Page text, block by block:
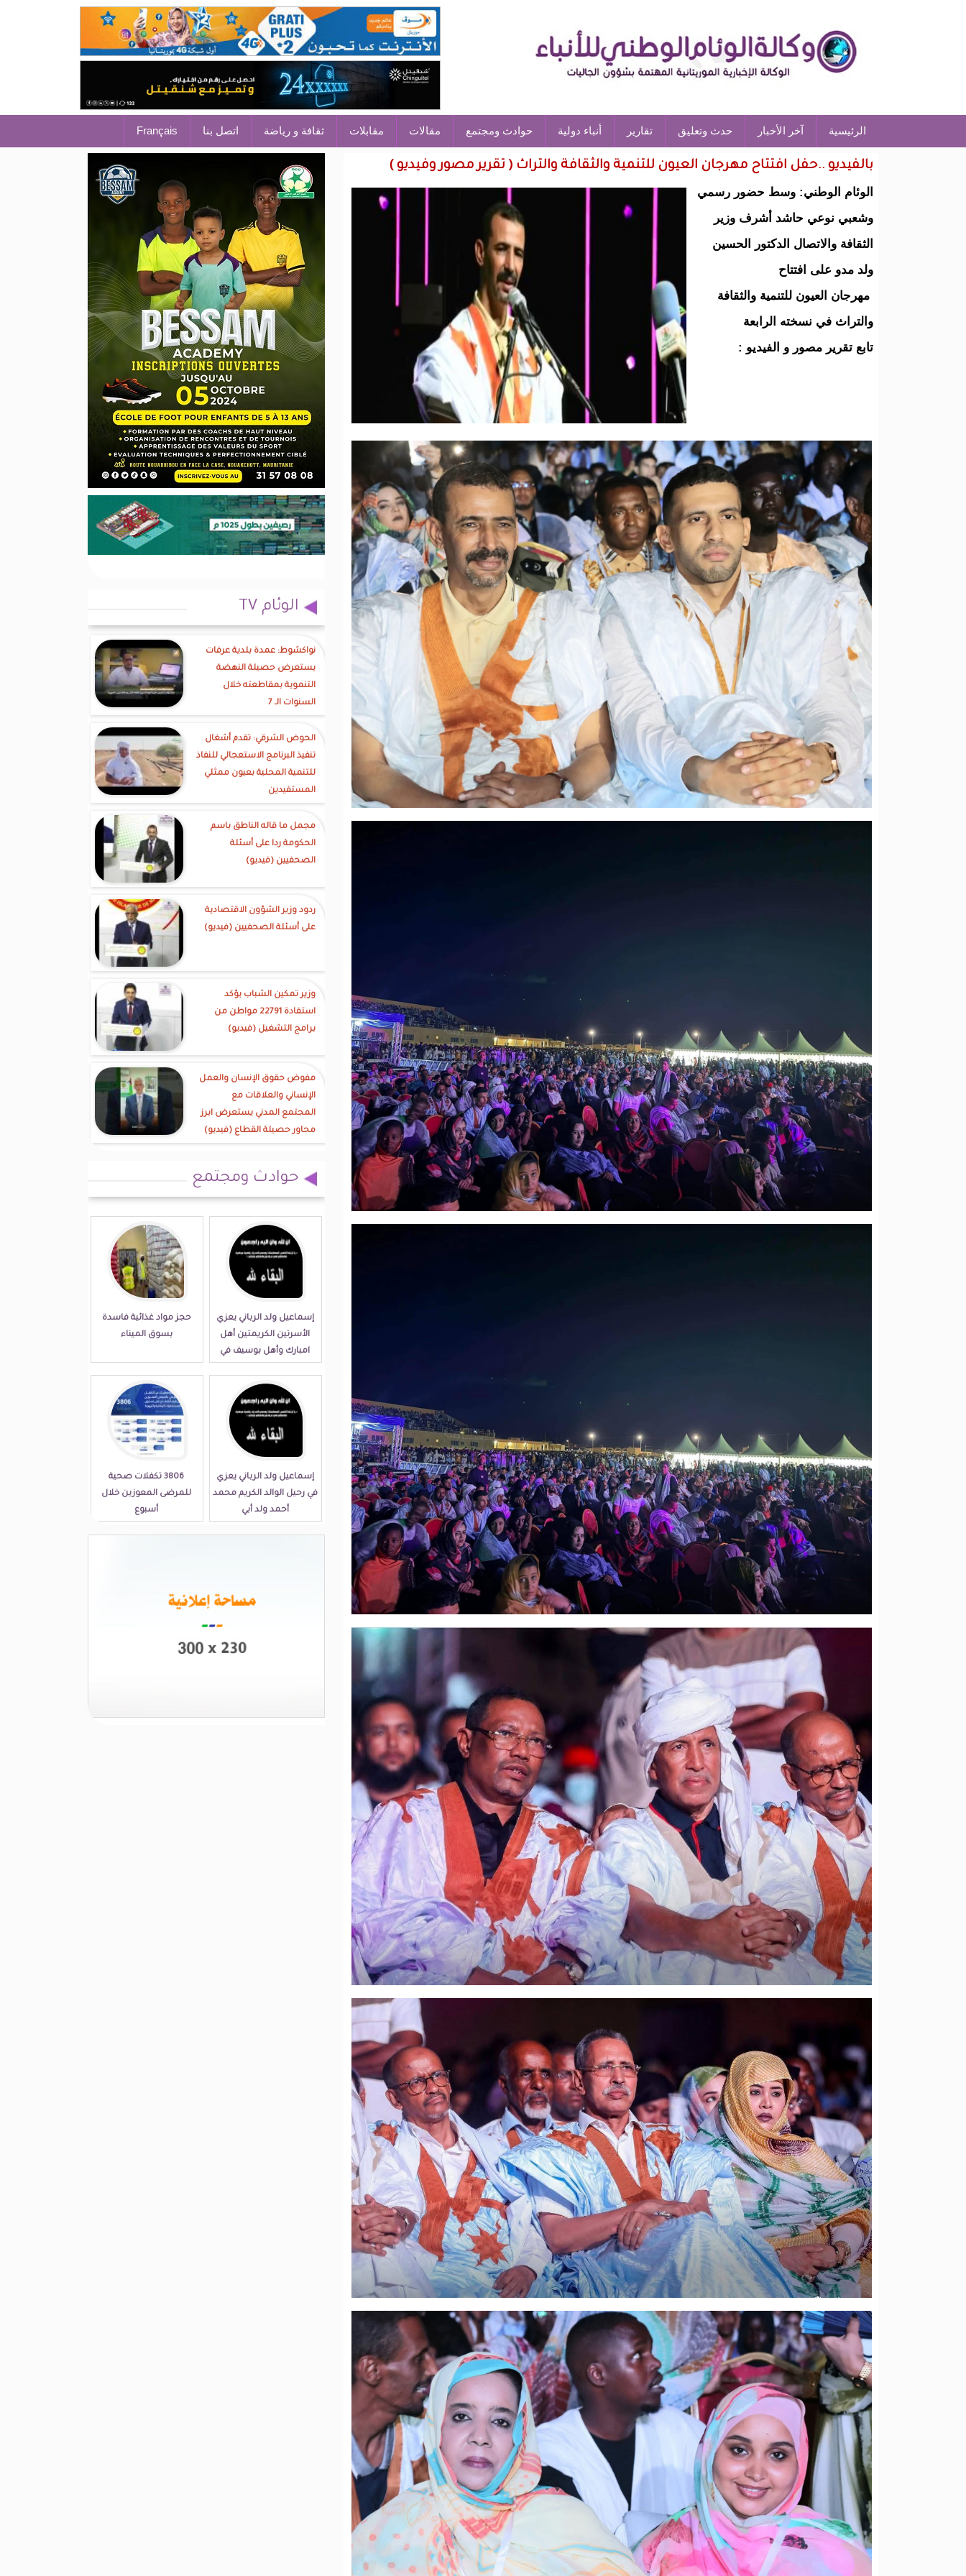
الرئيسية آخر الأخبار حدث وتعليق تقارير أنباء دولية حوادث ومجتمع مقالات مقابلات ثقافة و رياضة اتصل بنا Français
بالفيديو ..حفل افتتاح مهرجان العيون للتنمية والثقافة والتراث ( تقرير مصور وفيديو )
الوئام الوطني: وسط حضور رسمي
وشعبي نوعي حاشد أشرف وزير
الثقافة والاتصال الدكتور الحسين
ولد مدو على افتتاح
مهرجان العيون للتنمية والثقافة
والتراث في نسخته الرابعة
تابع تقرير مصور و الفيديو :
الوئام TV
نواكشوط: عمدة بلدية عرفات
يستعرض حصيلة النهضة
التنموية بمقاطعته خلال
السنوات الـ 7
الحوض الشرقي: تقدم أشغال
تنفيذ البرنامج الاستعجالي للنفاذ
للتنمية المحلية بعيون ممثلي
المستفيدين
مجمل ما قاله الناطق باسم
الحكومة ردا على أسئلة
الصحفيين (فيديو)
ردود وزير الشؤون الاقتصادية
على أسئلة الصحفيين (فيديو)
وزير تمكين الشباب يؤكد
استفادة 22791 مواطن من
برامج التشغيل (فيديو)
مفوض حقوق الإنسان والعمل
الإنساني والعلاقات مع
المجتمع المدني يستعرض ابرز
محاور حصيلة القطاع (فيديو)
حوادث ومجتمع
إسماعيل ولد الرباني يعزي
الأسرتين الكريمتين أهل
امبارك وأهل بوسيف في
حجز مواد غذائية فاسدة
بسوق الميناء
إسماعيل ولد الرباني يعزي
في رحيل الوالد الكريم محمد
أحمد ولد أبي
3806 تكفلات صحية
للمرضى المعوزين خلال
أسبوع